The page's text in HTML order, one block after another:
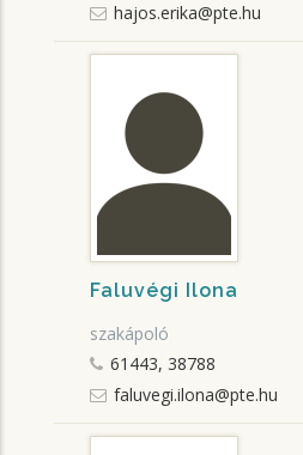
hajos.erika@pte.hu
Faluvégi Ilona
szakápoló
61443, 38788
faluvegi.ilona@pte.hu